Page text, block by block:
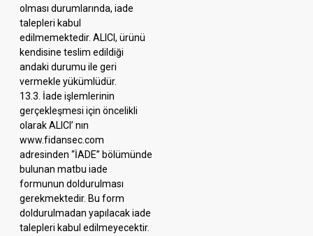
olması durumlarında, iade
talepleri kabul
edilmemektedir. ALICI, ürünü
kendisine teslim edildiği
andaki durumu ile geri
vermekle yükümlüdür.
13.3. İade işlemlerinin
gerçekleşmesi için öncelikli
olarak ALICI’ nın
www.fidansec.com
adresinden “İADE” bölümünde
bulunan matbu iade
formunun doldurulması
gerekmektedir. Bu form
doldurulmadan yapılacak iade
talepleri kabul edilmeyecektir.